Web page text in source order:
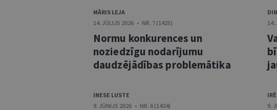
MĀRIS LEJA
14. JŪLIJS 2026 • NR. 7 (1425)
Normu konkurences un
noziedzīgu nodarījumu
daudzējādības problemātika
14.
INESE LUSTE
9. JŪNIJS 2026 • NR. 6 (1424)
9.